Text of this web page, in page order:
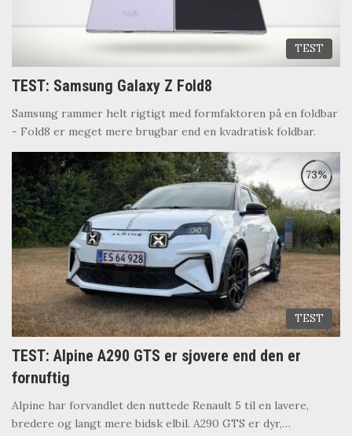
TEST
TEST: Samsung Galaxy Z Fold8
Samsung rammer helt rigtigt med formfaktoren på en foldbar
- Fold8 er meget mere brugbar end en kvadratisk foldbar.
TEST
TEST: Alpine A290 GTS er sjovere end den er
fornuftig
Alpine har forvandlet den nuttede Renault 5 til en lavere,
bredere og langt mere bidsk elbil. A290 GTS er dyr,…